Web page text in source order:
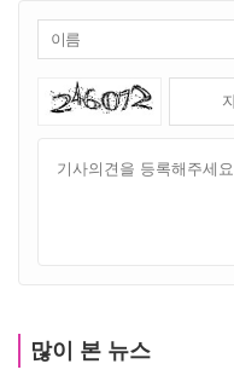
많이 본 뉴스